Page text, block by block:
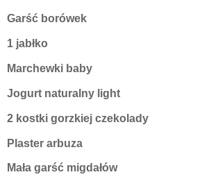
Garść borówek
1 jabłko
Marchewki baby
Jogurt naturalny light
2 kostki gorzkiej czekolady
Plaster arbuza
Mała garść migdałów